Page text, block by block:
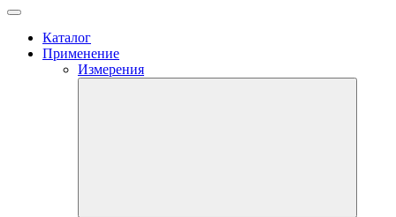
Каталог
Применение
Измерения